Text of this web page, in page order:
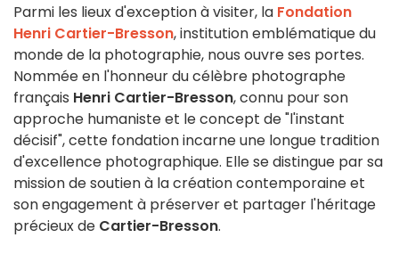
Parmi les lieux d'exception à visiter, la Fondation
Henri Cartier-Bresson, institution emblématique du
monde de la photographie, nous ouvre ses portes.
Nommée en l'honneur du célèbre photographe
français Henri Cartier-Bresson, connu pour son
approche humaniste et le concept de "l'instant
décisif", cette fondation incarne une longue tradition
d'excellence photographique. Elle se distingue par sa
mission de soutien à la création contemporaine et
son engagement à préserver et partager l'héritage
précieux de Cartier-Bresson.